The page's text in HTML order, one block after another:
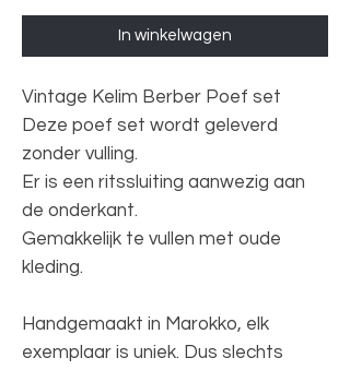
In winkelwagen
Vintage Kelim Berber Poef set
Deze poef set wordt geleverd
zonder vulling.
Er is een ritssluiting aanwezig aan
de onderkant.
Gemakkelijk te vullen met oude
kleding.
Handgemaakt in Marokko, elk
exemplaar is uniek. Dus slechts